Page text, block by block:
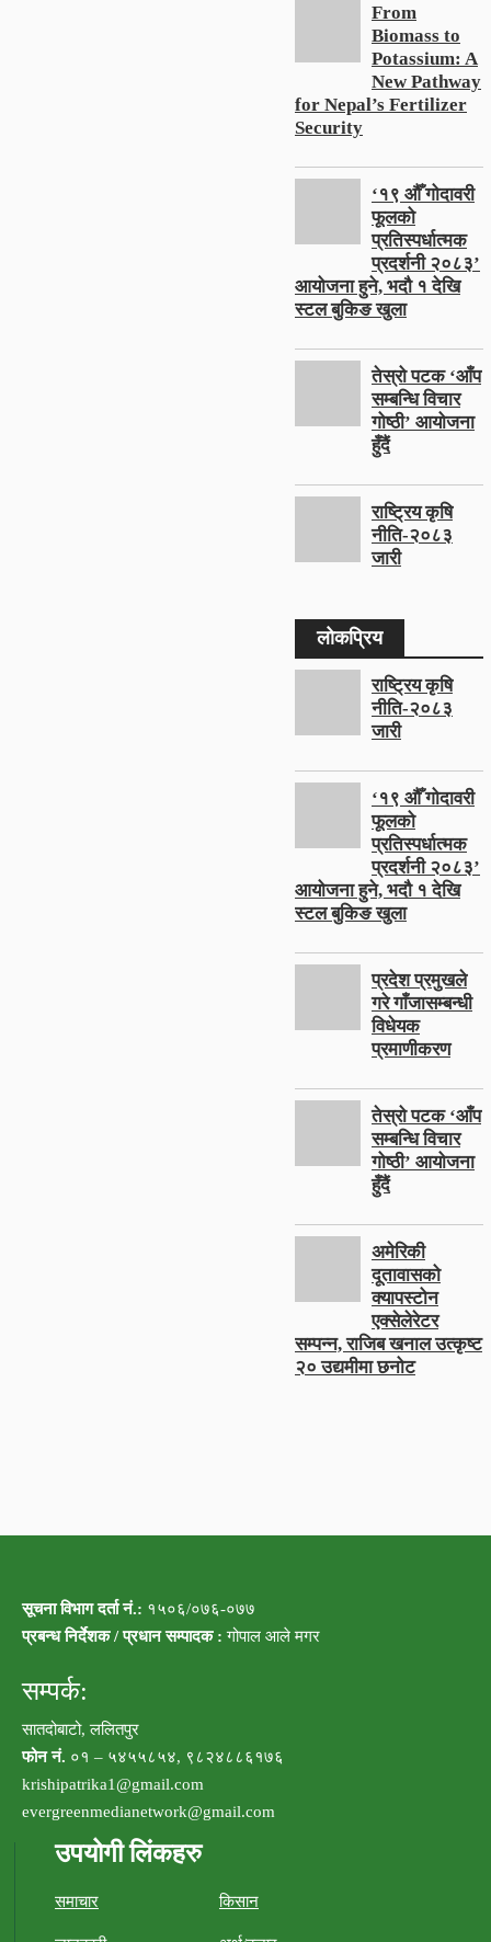
From
Biomass to
Potassium: A
New Pathway
for Nepal’s Fertilizer
Security
‘१९ औँ गोदावरी
फूलको
प्रतिस्पर्धात्मक
प्रदर्शनी २०८३’
आयोजना हुने, भदौ १ देखि
स्टल बुकिङ खुला
तेस्रो पटक ‘आँप
सम्बन्धि विचार
गोष्ठी’ आयोजना
हुँदैं
राष्ट्रिय कृषि
नीति-२०८३
जारी
लोकप्रिय
राष्ट्रिय कृषि
नीति-२०८३
जारी
‘१९ औँ गोदावरी
फूलको
प्रतिस्पर्धात्मक
प्रदर्शनी २०८३’
आयोजना हुने, भदौ १ देखि
स्टल बुकिङ खुला
प्रदेश प्रमुखले
गरे गाँजासम्बन्धी
विधेयक
प्रमाणीकरण
तेस्रो पटक ‘आँप
सम्बन्धि विचार
गोष्ठी’ आयोजना
हुँदैं
अमेरिकी
दूतावासको
क्यापस्टोन
एक्सेलेरेटर
सम्पन्न, राजिब खनाल उत्कृष्ट
२० उद्यमीमा छनोट
सूचना विभाग दर्ता नं.: १५०६/०७६-०७७
प्रबन्ध निर्देशक / प्रधान सम्पादक : गोपाल आले मगर
सम्पर्क:
सातदोबाटो, ललितपुर
फोन नं. ०१ – ५४५५८५४, ९८२४८८६१७६
krishipatrika1@gmail.com
evergreenmedianetwork@gmail.com
उपयोगी लिंकहरु
समाचार किसान